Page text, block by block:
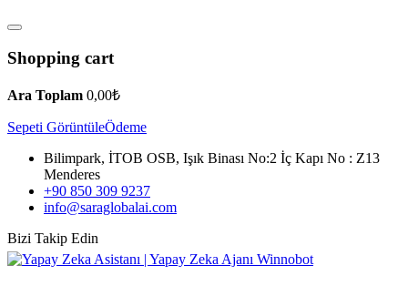
Shopping cart
Ara Toplam 0,00₺
Sepeti GörüntüleÖdeme
Bilimpark, İTOB OSB, Işık Binası No:2 İç Kapı No : Z13
Menderes
+90 850 309 9237
info@saraglobalai.com
Bizi Takip Edin